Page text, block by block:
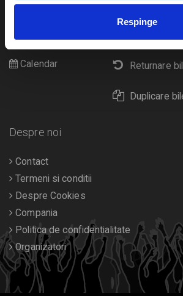
Respinge
eBilet
Returnare
Duplicare
Pentru copii
Diverse
Calendar
Despre noi
Contact
Termeni si conditii
Despre Cookies
Compania
Politica de confidentialitate
Organizatori